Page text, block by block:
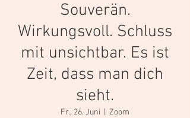
Souverän.
Wirkungsvoll. Schluss
mit unsichtbar. Es ist
Zeit, dass man dich
sieht.
Fr., 26. Juni Zoom